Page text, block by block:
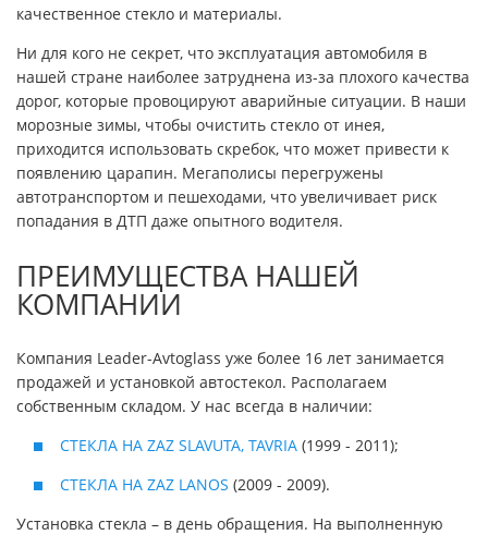
качественное стекло и материалы.
Ни для кого не секрет, что эксплуатация автомобиля в
нашей стране наиболее затруднена из-за плохого качества
дорог, которые провоцируют аварийные ситуации. В наши
морозные зимы, чтобы очистить стекло от инея,
приходится использовать скребок, что может привести к
появлению царапин. Мегаполисы перегружены
автотранспортом и пешеходами, что увеличивает риск
попадания в ДТП даже опытного водителя.
ПРЕИМУЩЕСТВА НАШЕЙ
КОМПАНИИ
Компания Leader-Avtoglass уже более 16 лет занимается
продажей и установкой автостекол. Располагаем
собственным складом. У нас всегда в наличии:
СТЕКЛА НА ZAZ SLAVUTA, TAVRIA (1999 - 2011);
СТЕКЛА НА ZAZ LANOS (2009 - 2009).
Установка стекла – в день обращения. На выполненную